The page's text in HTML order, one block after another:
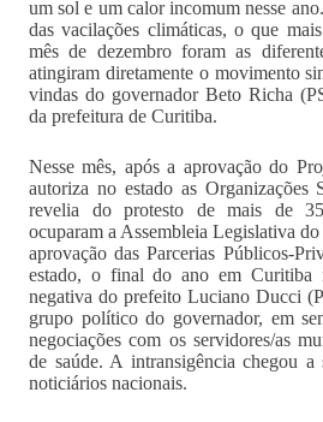
um sol e um calor incomum nesse
das vacilações climáticas, o que
mês de dezembro foram as
atingiram diretamente o movimento
vindas do governador Beto Richa
da prefeitura de Curitiba.
Nesse mês, após a aprovação do
autoriza no estado as Organizações
revelia do protesto de mais de
ocuparam a Assembleia Legislativa do
aprovação das Parcerias Públicos-
estado, o final do ano em Curitiba
negativa do prefeito Luciano Ducci
grupo político do governador, em
negociações com os servidores/as
de saúde. A intransigência chegou a
noticiários nacionais.